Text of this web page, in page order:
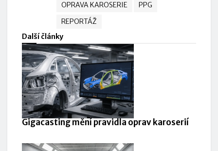
OPRAVA KAROSERIE
PPG
REPORTÁŽ
Další články
Gigacasting mění pravidla oprav karoserií